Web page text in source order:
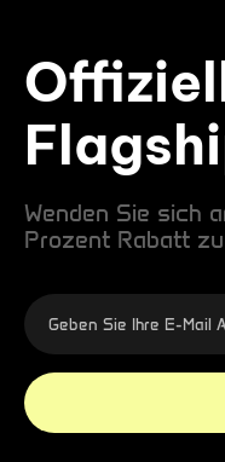
Wenden Sie sich
Prozent Rabatt